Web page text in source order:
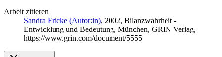
Arbeit zitieren
Sandra Fricke (Autor:in), 2002, Bilanzwahrheit -
Entwicklung und Bedeutung, München, GRIN Verlag,
https://www.grin.com/document/5555